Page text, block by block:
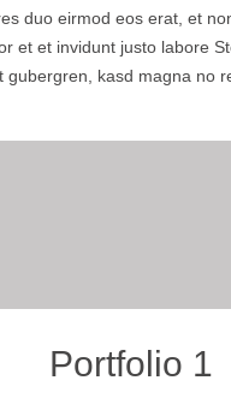
duo eirmod eos erat, et
et et invidunt justo labore
gubergren, kasd magna no
Portfolio 1